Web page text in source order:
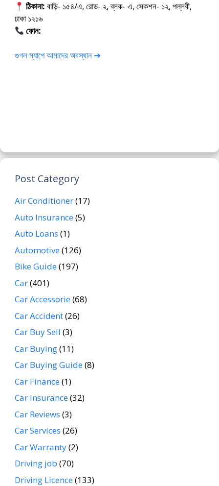
ঠিকানা: বাড়ি- ১৫৪/এ, রোড- ২, ব্লক- এ, সেকশন- ১২, পল্লবী,
ঢাকা ১২১৬
ফোন:
গুগল ম্যাপে আমাদের অবস্থান ➔
Post Category
Air Conditioner(17)
Auto Insurance(5)
Auto Loans (1)
Automotive(126)
Bike Guide(197)
Car(401)
Car Accessorie(68)
Car Accident(26)
Car Buy Sell (3)
Car Buying(11)
Car Buying Guide(8)
Car Finance(1)
Car Insurance(32)
Car Reviews (3)
Car Services (26)
Car Warranty(2)
Driving job (70)
Driving Licence(133)